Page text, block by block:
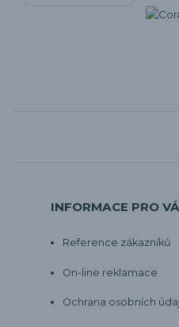
INFORMACE PRO
Reference zákazníků
On-line reklamace
Ochrana osobních